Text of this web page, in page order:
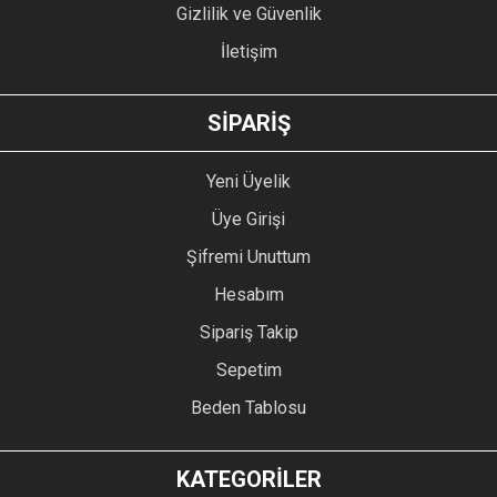
GÖNDER
Gizlilik ve Güvenlik
İletişim
SİPARİŞ
Yeni Üyelik
Üye Girişi
Şifremi Unuttum
Hesabım
Sipariş Takip
Sepetim
Beden Tablosu
KATEGORİLER